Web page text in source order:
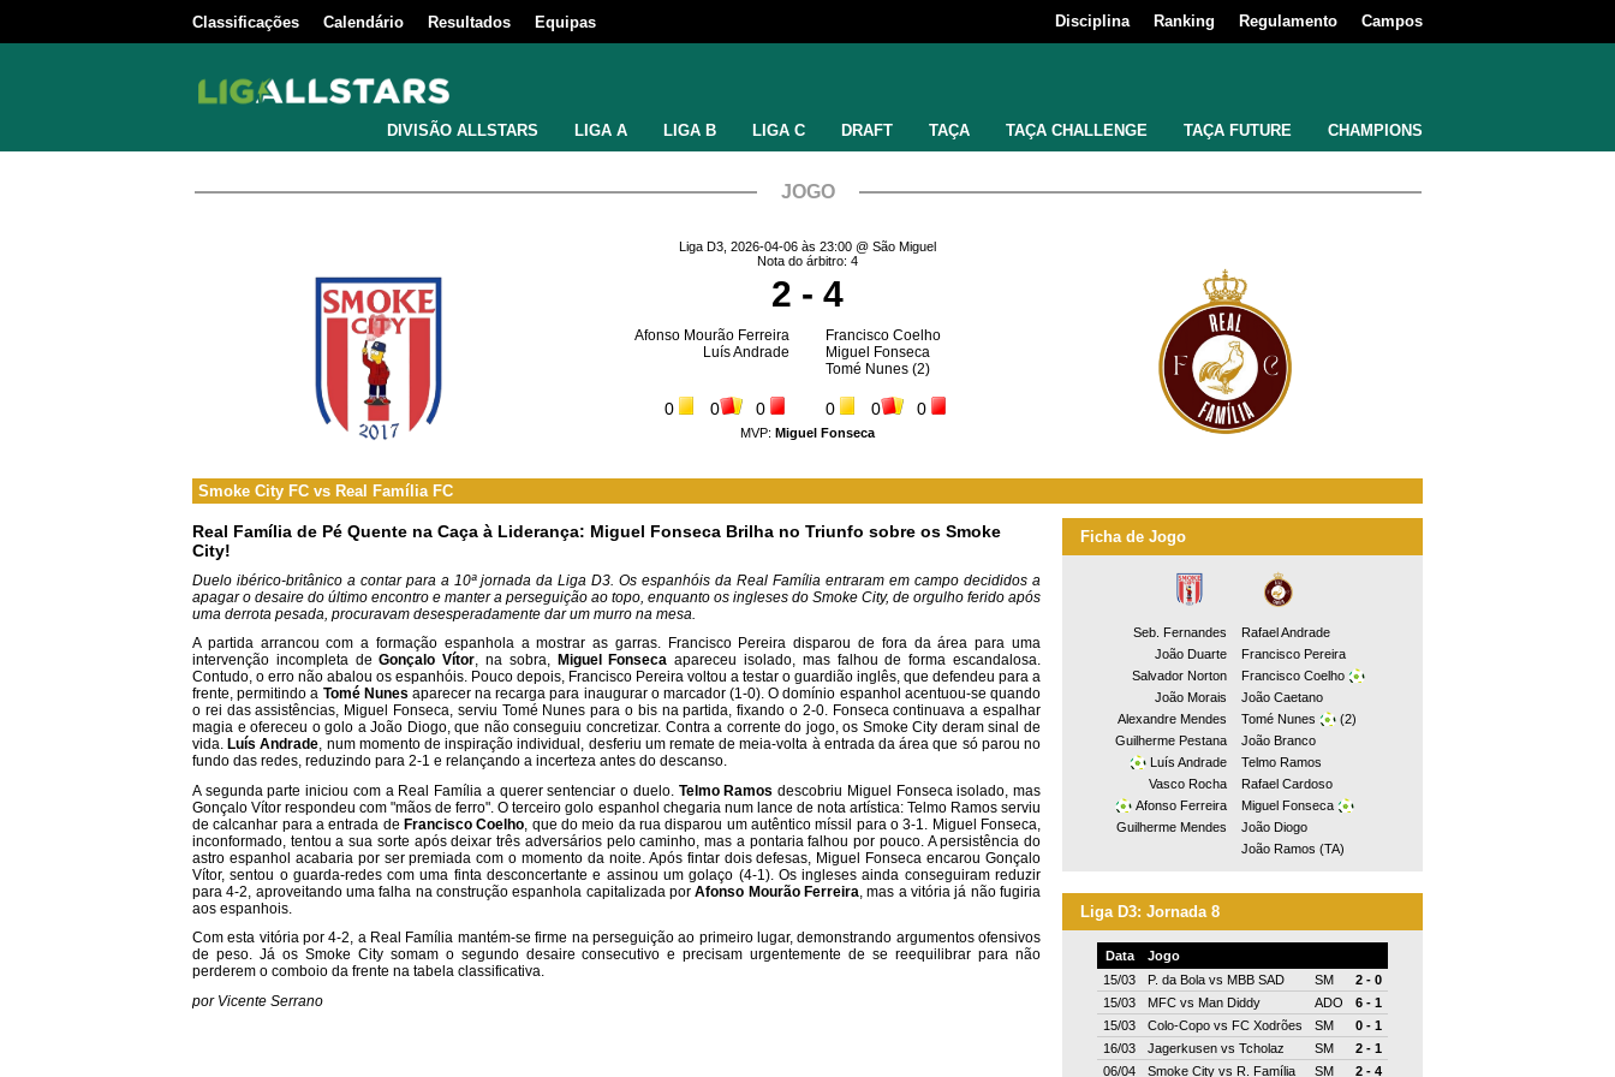
Classificações Calendário Resultados Equipas Disciplina Ranking Regulamento Campos
DIVISÃO ALLSTARS LIGA A LIGA B LIGA C DRAFT TAÇA TAÇA CHALLENGE TAÇA FUTURE CHAMPIONS
JOGO
Liga D3, 2026-04-06 às 23:00 @ São Miguel
Nota do árbitro: 4
2 - 4
Afonso Mourão Ferreira
Luís Andrade
Francisco Coelho
Miguel Fonseca
Tomé Nunes (2)
0 0 0 0 0 0
MVP: Miguel Fonseca
Smoke City FC vs Real Família FC
Real Família de Pé Quente na Caça à Liderança: Miguel Fonseca Brilha no Triunfo sobre os Smoke
City!
Duelo ibérico-britânico a contar para a 10ª jornada da Liga D3. Os espanhóis da Real Família entraram em campo decididos a
apagar o desaire do último encontro e manter a perseguição ao topo, enquanto os ingleses do Smoke City, de orgulho ferido após
uma derrota pesada, procuravam desesperadamente dar um murro na mesa.
A partida arrancou com a formação espanhola a mostrar as garras. Francisco Pereira disparou de fora da área para uma
intervenção incompleta deGonçalo Vítor, na sobra, Miguel Fonseca apareceu isolado, mas falhou de forma escandalosa.
Contudo, o erro não abalou os espanhóis. Pouco depois, Francisco Pereira voltou a testar o guardião inglês, que defendeu para a
frente, permitindo a Tomé Nunes aparecer na recarga para inaugurar o marcador (1-0). O domínio espanhol acentuou-se quando
o rei das assistências, Miguel Fonseca, serviu Tomé Nunes para o bis na partida, fixando o 2-0. Fonseca continuava a espalhar
magia e ofereceu o golo a João Diogo, que não conseguiu concretizar. Contra a corrente do jogo, os Smoke City deram sinal de
vida. Luís Andrade, num momento de inspiração individual, desferiu um remate de meia-volta à entrada da área que só parou no
fundo das redes, reduzindo para 2-1 e relançando a incerteza antes do descanso.
A segunda parte iniciou com a Real Família a querer sentenciar o duelo. Telmo Ramos descobriu Miguel Fonseca isolado, mas
Gonçalo Vítor respondeu com "mãos de ferro". O terceiro golo espanhol chegaria num lance de nota artística: Telmo Ramos serviu
de calcanhar para a entrada de Francisco Coelho , que do meio da rua disparou um autêntico míssil para o 3-1. Miguel Fonseca,
inconformado, tentou a sua sorte após deixar três adversários pelo caminho, mas a pontaria falhou por pouco. A persistência do
astro espanhol acabaria por ser premiada com o momento da noite. Após fintar dois defesas, Miguel Fonseca encarou Gonçalo
Vítor, sentou o guarda-redes com uma finta desconcertante e assinou um golaço (4-1). Os ingleses ainda conseguiram reduzir
para 4-2, aproveitando uma falha na construção espanhola capitalizada porAfonso Mourão Ferreira , mas a vitória já não fugiria
aos espanhois.
Com esta vitória por 4-2, a Real Família mantém-se firme na perseguição ao primeiro lugar, demonstrando argumentos ofensivos
de peso. Já os Smoke City somam o segundo desaire consecutivo e precisam urgentemente de se reequilibrar para não
perderem o comboio da frente na tabela classificativa.
por Vicente Serrano
Ficha de Jogo
Seb. Fernandes
Rafael Andrade
João Duarte
Francisco Pereira
Salvador Norton
Francisco Coelho
João Morais
João Caetano
Alexandre Mendes
Tomé Nunes
(2)
Guilherme Pestana
João Branco
Luís Andrade
Telmo Ramos
Vasco Rocha
Rafael Cardoso
Afonso Ferreira
Miguel Fonseca
Guilherme Mendes
João Diogo
João Ramos (TA)
Liga D3: Jornada 8
Data
Jogo
15/03
P. da Bola vs MBB SAD SM
2 - 0
15/03
MFC vs Man Diddy ADO
6 - 1
15/03
Colo-Copo vs FC Xodrões SM
0 - 1
16/03
Jagerkusen vs Tcholaz SM
2 - 1
06/04
Smoke City vs R. Família SM 2 - 4